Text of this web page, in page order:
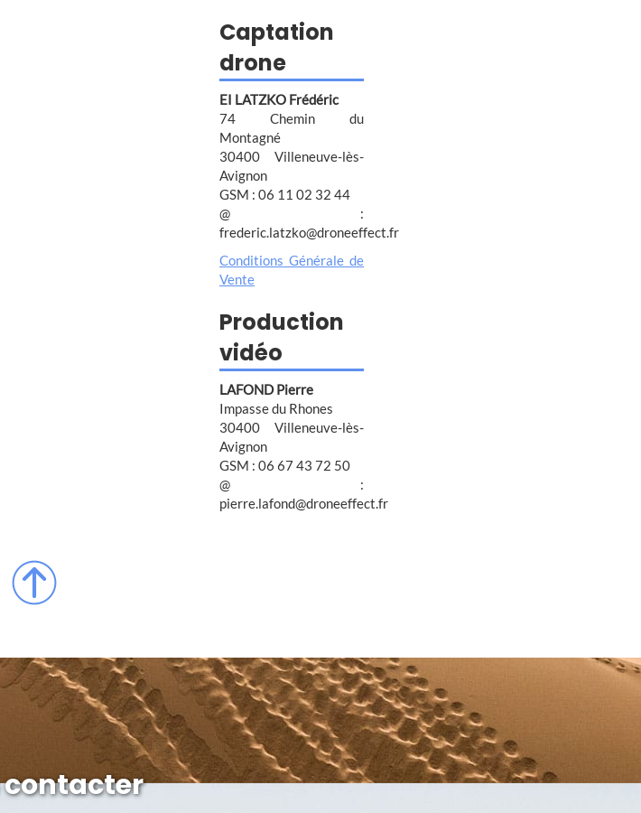
Captation
drone
EI LATZKO Frédéric
74 Chemin du
Montagné
30400 Villeneuve-lès-
Avignon
GSM : 06 11 02 32 44
@ :
frederic.latzko@droneeffect.fr
Conditions Générale de
Vente
Production
vidéo
LAFOND Pierre
Impasse du Rhones
30400 Villeneuve-lès-
Avignon
GSM : 06 67 43 72 50
@ :
pierre.lafond@droneeffect.fr
contacter